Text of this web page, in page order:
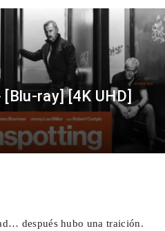
País
Cinéfilos
ray] [4K UHD]
después hubo una traición.